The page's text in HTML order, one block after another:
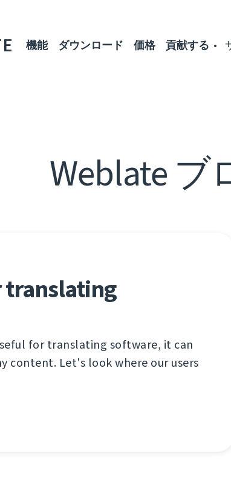
機能 ダウンロード 価格 貢献する
Weblate
translating
for translating software, it can
content. Let's look where our users